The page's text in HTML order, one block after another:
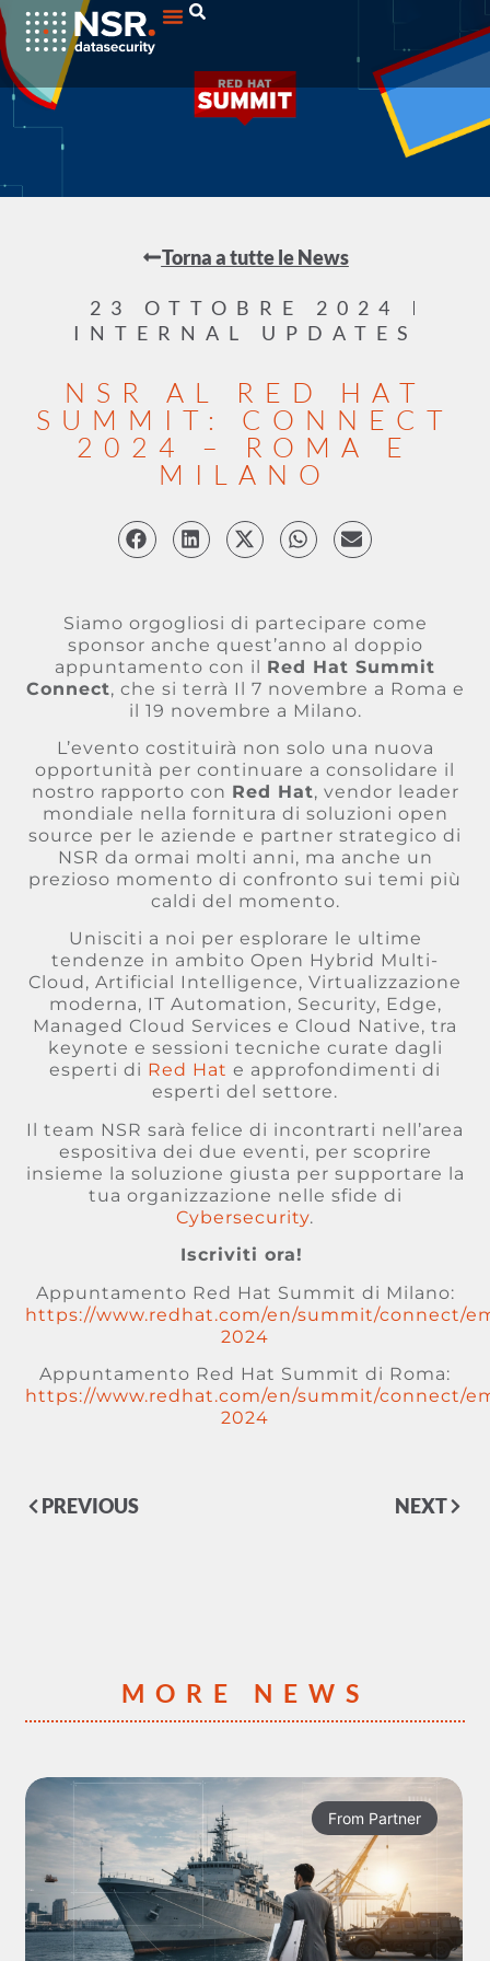
Torna a tutte le News
23 OTTOBRE 2024
INTERNAL UPDATES
NSR AL RED HAT
SUMMIT: CONNECT
2024 – ROMA E
MILANO
Siamo orgogliosi di partecipare come
sponsor anche quest’anno al doppio
appuntamento con il Red Hat Summit
Connect, che si terrà Il 7 novembre a Roma e
il 19 novembre a Milano.
L’evento costituirà non solo una nuova
opportunità per continuare a consolidare il
nostro rapporto con Red Hat, vendor leader
mondiale nella fornitura di soluzioni open
source per le aziende e partner strategico di
NSR da ormai molti anni, ma anche un
prezioso momento di confronto sui temi più
caldi del momento.
Unisciti a noi per esplorare le ultime
tendenze in ambito Open Hybrid Multi-
Cloud, Artificial Intelligence, Virtualizzazione
moderna, IT Automation, Security, Edge,
Managed Cloud Services e Cloud Native, tra
keynote e sessioni tecniche curate dagli
esperti di Red Hat e approfondimenti di
esperti del settore.
Il team NSR sarà felice di incontrarti nell’area
espositiva dei due eventi, per scoprire
insieme la soluzione giusta per supportare la
tua organizzazione nelle sfide di
Cybersecurity.
Iscriviti ora!
Appuntamento Red Hat Summit di Milano:
https://www.redhat.com/en/summit/connect/
2024
Appuntamento Red Hat Summit di Roma:
https://www.redhat.com/en/summit/connect/
2024
PREVIOUS NEXT
MORE NEWS
From Partner